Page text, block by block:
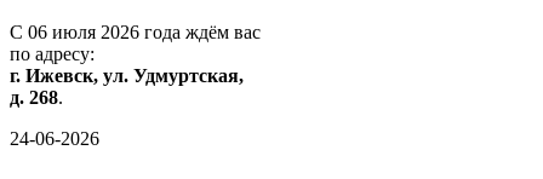
С 06 июля 2026 года ждём вас
по адресу:
г. Ижевск, ул. Удмуртская,
д. 268.
24-06-2026